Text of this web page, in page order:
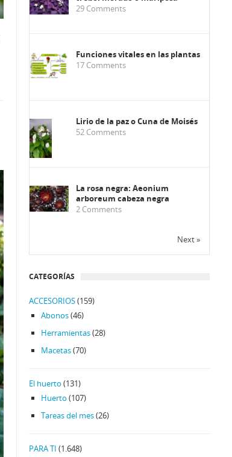
29 Comments
Funciones vitales en las plantas
17 Comments
Lirio de la paz o Cuna de Moisés
52 Comments
La rosa negra: Aeonium
arboreum cabeza negra
2 Comments
Next »
CATEGORÍAS
ACCESORIOS(159)
Abonos(46)
Herramientas(28)
Macetas(70)
El huerto (131)
Huerto (107)
Tareas del mes(26)
PARA TI (1.648)